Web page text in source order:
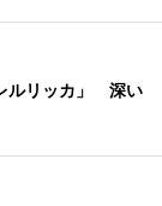
ルリッカ」 深い